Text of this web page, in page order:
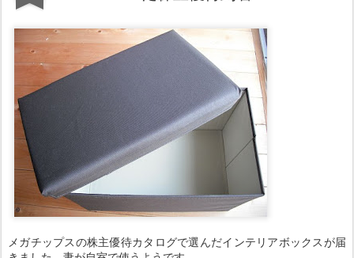
メガチップスの株主優待カタログで選んだインテリアボックスが届